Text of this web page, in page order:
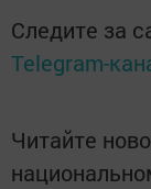
Следите за
Telegram-
Читайте